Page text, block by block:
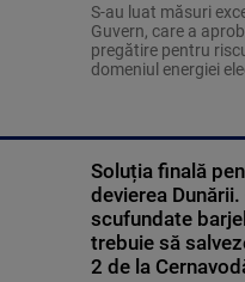
S-au luat măsuri
Guvern, care a
pregătire pentru
domeniul energiei
Soluția finală
devierea
scufundate
trebuie să
2 de la